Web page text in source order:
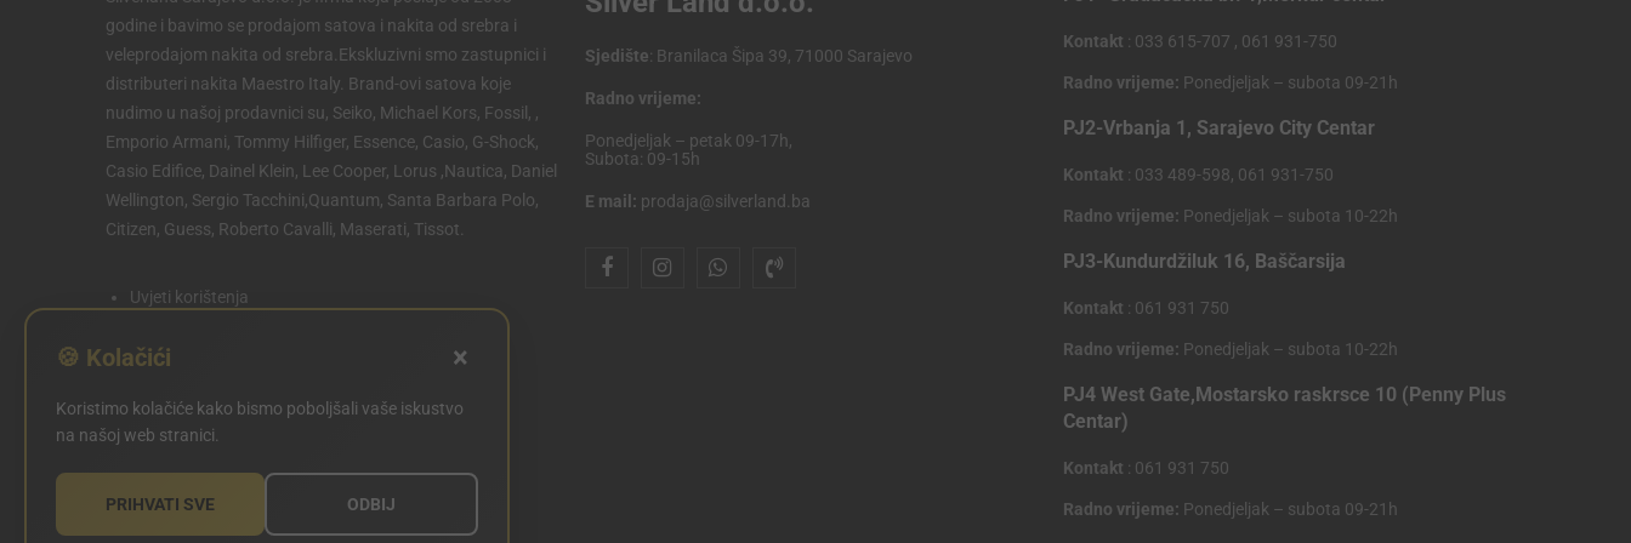
godine i bavimo se prodajom satova i nakita od srebra i
veleprodajom nakita od srebra.Ekskluzivni smo zastupnici i
distributeri nakita Maestro Italy. Brand-ovi satova koje
nudimo u našoj prodavnici su, Seiko, Michael Kors, Fossil, ,
Emporio Armani, Tommy Hilfiger, Essence, Casio, G-Shock,
Casio Edifice, Dainel Klein, Lee Cooper, Lorus ,Nautica, Daniel
Wellington, Sergio Tacchini,Quantum, Santa Barbara Polo,
Citizen, Guess, Roberto Cavalli, Maserati, Tissot.
Uvjeti korištenja
Politika kolačića
POSTAVKE KOLAČIĆA
Sjedište: Branilaca Šipa 39, 71000 Sarajevo
Radno vrijeme:
Ponedjeljak – petak 09-17h,
Subota: 09-15h
E mail: prodaja@silverland.ba
Kontakt : 033 615-707 , 061 931-750
Radno vrijeme: Ponedjeljak – subota 09-21h
PJ2-Vrbanja 1, Sarajevo City Centar
Kontakt : 033 489-598, 061 931-750
Radno vrijeme: Ponedjeljak – subota 10-22h
PJ3-Kundurdžiluk 16, Baščarsija
Kontakt : 061 931 750
Radno vrijeme: Ponedjeljak – subota 10-22h
PJ4 West Gate,Mostarsko raskrsce 10 (Penny Plus
Centar)
Kontakt : 061 931 750
Radno vrijeme: Ponedjeljak – subota 09-21h
🍪 Kolačići ×
Koristimo kolačiće kako bismo poboljšali vaše iskustvo
na našoj web stranici.
PRIHVATI SVE ODBIJ